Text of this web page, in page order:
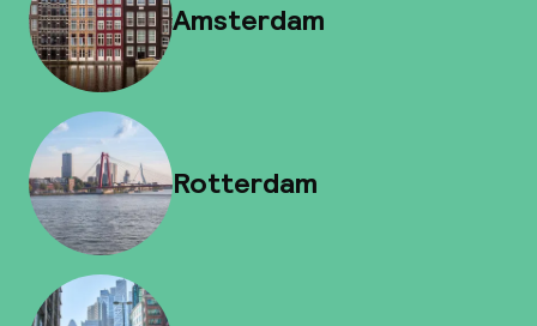
Amsterdam
Rotterdam